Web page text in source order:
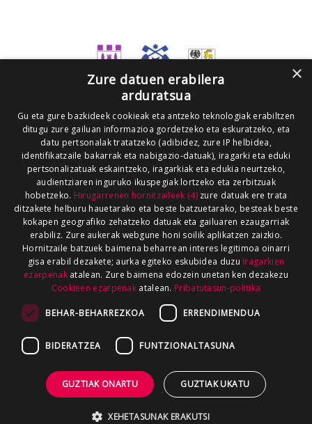
×
Zure datuen erabilera
arduratsua
Gu eta gure bazkideek cookieak eta antzeko teknologiak erabiltzen
ditugu zure gailuan informazioa gordetzeko eta eskuratzeko, eta
datu pertsonalak tratatzeko (adibidez, zure IP helbidea,
identifikatzaile bakarrak eta nabigazio-datuak), iragarki eta eduki
pertsonalizatuak eskaintzeko, iragarkiak eta edukia neurtzeko,
audientziaren inguruko ikuspegiak lortzeko eta zerbitzuak
hobetzeko. Hirugarrenen hornitzaileek (4)zure datuak ere trata
ditzakete helburu hauetarako eta beste batzuetarako, besteak beste
kokapen geografiko zehatzeko datuak eta gailuaren ezaugarriak
erabiliz. Zure aukerak webgune honi soilik aplikatzen zaizkio.
Hornitzaile batzuek baimena beharrean interes legitimoa oinarri
gisa erabil dezakete; aurka egiteko eskubidea duzu Iragarkien
ezarpenakatalean. Zure baimena edozein unetan ken dezakezu
Cookieen ezarpenak atalean. Pribatutasun-politika
BEHAR-BEHARREZKOA ERRENDIMENDUA
BIDERATZEA FUNTZIONALTASUNA
GUZTIAK ONARTU GUZTIAK UKATU
XEHETASUNAK ERAKUTSI